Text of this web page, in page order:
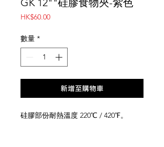
GK 12""硅膠食物夾-紫色
HK$60.00價
數量 *
新增至購物車
硅膠部份耐熱溫度 220℃ / 420℉。